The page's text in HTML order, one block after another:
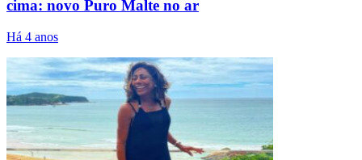
cima: novo Puro Malte no ar
Há 4 anos